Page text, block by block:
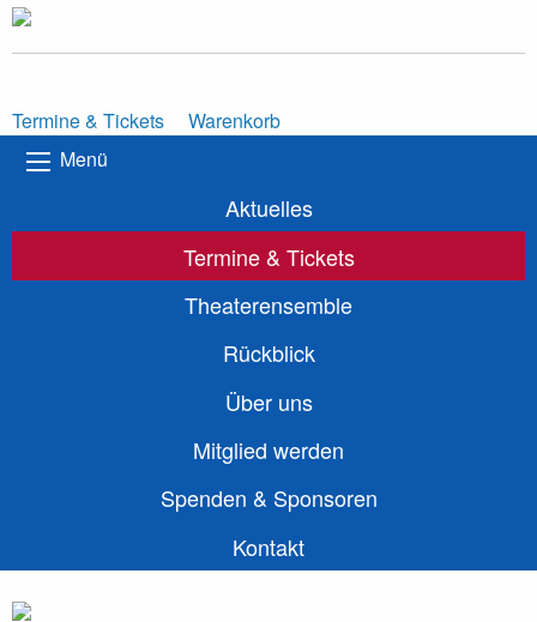
Termine & Tickets
Warenkorb
Menü
Aktuelles
Termine & Tickets
Theaterensemble
Rückblick
Über uns
Mitglied werden
Spenden & Sponsoren
Kontakt